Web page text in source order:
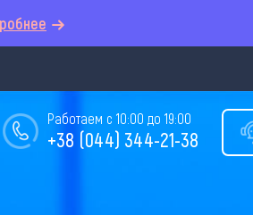
Работаем с 10:00 до 19:00
+38 (044) 344-21-38